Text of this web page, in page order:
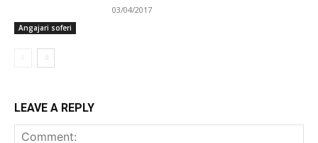
Angajari soferi
03/04/2017
LEAVE A REPLY